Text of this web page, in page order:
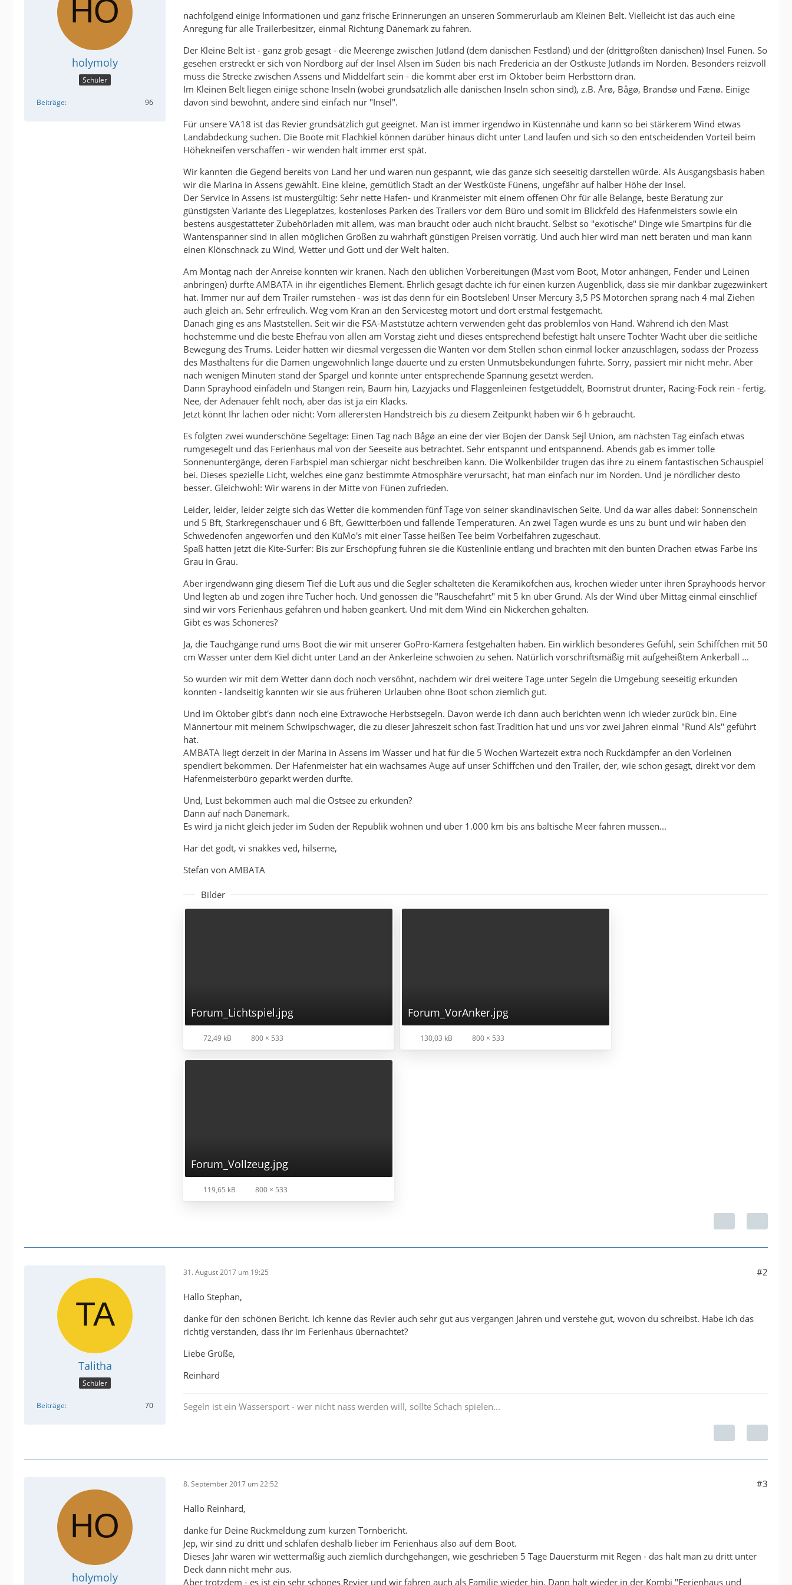
holymoly
Schüler
Beiträge 96
nachfolgend einige Informationen und ganz frische Erinnerungen an unseren Sommerurlaub am Kleinen Belt. Vielleicht ist das auch eine
Anregung für alle Trailerbesitzer, einmal Richtung Dänemark zu fahren.
Der Kleine Belt ist - ganz grob gesagt - die Meerenge zwischen Jütland (dem dänischen Festland) und der (drittgrößten dänischen) Insel Fünen. So
gesehen erstreckt er sich von Nordborg auf der Insel Alsen im Süden bis nach Fredericia an der Ostküste Jütlands im Norden. Besonders reizvoll
muss die Strecke zwischen Assens und Middelfart sein - die kommt aber erst im Oktober beim Herbsttörn dran.
Im Kleinen Belt liegen einige schöne Inseln (wobei grundsätzlich alle dänischen Inseln schön sind), z.B. Årø, Bågø, Brandsø und Fænø. Einige
davon sind bewohnt, andere sind einfach nur "Insel".
Für unsere VA18 ist das Revier grundsätzlich gut geeignet. Man ist immer irgendwo in Küstennähe und kann so bei stärkerem Wind etwas
Landabdeckung suchen. Die Boote mit Flachkiel können darüber hinaus dicht unter Land laufen und sich so den entscheidenden Vorteil beim
Höhekneifen verschaffen - wir wenden halt immer erst spät.
Wir kannten die Gegend bereits von Land her und waren nun gespannt, wie das ganze sich seeseitig darstellen würde. Als Ausgangsbasis haben
wir die Marina in Assens gewählt. Eine kleine, gemütlich Stadt an der Westküste Fünens, ungefähr auf halber Höhe der Insel.
Der Service in Assens ist mustergültig: Sehr nette Hafen- und Kranmeister mit einem offenen Ohr für alle Belange, beste Beratung zur
günstigsten Variante des Liegeplatzes, kostenloses Parken des Trailers vor dem Büro und somit im Blickfeld des Hafenmeisters sowie ein
bestens ausgestatteter Zubehörladen mit allem, was man braucht oder auch nicht braucht. Selbst so "exotische" Dinge wie Smartpins für die
Wantenspanner sind in allen möglichen Größen zu wahrhaft günstigen Preisen vorrätig. Und auch hier wird man nett beraten und man kann
einen Klönschnack zu Wind, Wetter und Gott und der Welt halten.
Am Montag nach der Anreise konnten wir kranen. Nach den üblichen Vorbereitungen (Mast vom Boot, Motor anhängen, Fender und Leinen
anbringen) durfte AMBATA in ihr eigentliches Element. Ehrlich gesagt dachte ich für einen kurzen Augenblick, dass sie mir dankbar zugezwinkert
hat. Immer nur auf dem Trailer rumstehen - was ist das denn für ein Bootsleben! Unser Mercury 3,5 PS Motörchen sprang nach 4 mal Ziehen
auch gleich an. Sehr erfreulich. Weg vom Kran an den Servicesteg motort und dort erstmal festgemacht.
Danach ging es ans Maststellen. Seit wir die FSA-Maststütze achtern verwenden geht das problemlos von Hand. Während ich den Mast
hochstemme und die beste Ehefrau von allen am Vorstag zieht und dieses entsprechend befestigt hält unsere Tochter Wacht über die seitliche
Bewegung des Trums. Leider hatten wir diesmal vergessen die Wanten vor dem Stellen schon einmal locker anzuschlagen, sodass der Prozess
des Masthaltens für die Damen ungewöhnlich lange dauerte und zu ersten Unmutsbekundungen führte. Sorry, passiert mir nicht mehr. Aber
nach wenigen Minuten stand der Spargel und konnte unter entsprechende Spannung gesetzt werden.
Dann Sprayhood einfädeln und Stangen rein, Baum hin, Lazyjacks und Flaggenleinen festgetüddelt, Boomstrut drunter, Racing-Fock rein - fertig.
Nee, der Adenauer fehlt noch, aber das ist ja ein Klacks.
Jetzt könnt Ihr lachen oder nicht: Vom allerersten Handstreich bis zu diesem Zeitpunkt haben wir 6 h gebraucht.
Es folgten zwei wunderschöne Segeltage: Einen Tag nach Bågø an eine der vier Bojen der Dansk Sejl Union, am nächsten Tag einfach etwas
rumgesegelt und das Ferienhaus mal von der Seeseite aus betrachtet. Sehr entspannt und entspannend. Abends gab es immer tolle
Sonnenuntergänge, deren Farbspiel man schiergar nicht beschreiben kann. Die Wolkenbilder trugen das ihre zu einem fantastischen Schauspiel
bei. Dieses spezielle Licht, welches eine ganz bestimmte Atmosphäre verursacht, hat man einfach nur im Norden. Und je nördlicher desto
besser. Gleichwohl: Wir warens in der Mitte von Fünen zufrieden.
Leider, leider, leider zeigte sich das Wetter die kommenden fünf Tage von seiner skandinavischen Seite. Und da war alles dabei: Sonnenschein
und 5 Bft, Starkregenschauer und 6 Bft, Gewitterböen und fallende Temperaturen. An zwei Tagen wurde es uns zu bunt und wir haben den
Schwedenofen angeworfen und den KüMo's mit einer Tasse heißen Tee beim Vorbeifahren zugeschaut.
Spaß hatten jetzt die Kite-Surfer: Bis zur Erschöpfung fuhren sie die Küstenlinie entlang und brachten mit den bunten Drachen etwas Farbe ins
Grau in Grau.
Aber irgendwann ging diesem Tief die Luft aus und die Segler schalteten die Keramiköfchen aus, krochen wieder unter ihren Sprayhoods hervor
Und legten ab und zogen ihre Tücher hoch. Und genossen die "Rauschefahrt" mit 5 kn über Grund. Als der Wind über Mittag einmal einschlief
sind wir vors Ferienhaus gefahren und haben geankert. Und mit dem Wind ein Nickerchen gehalten.
Gibt es was Schöneres?
Ja, die Tauchgänge rund ums Boot die wir mit unserer GoPro-Kamera festgehalten haben. Ein wirklich besonderes Gefühl, sein Schiffchen mit 50
cm Wasser unter dem Kiel dicht unter Land an der Ankerleine schwoien zu sehen. Natürlich vorschriftsmäßig mit aufgeheißtem Ankerball ...
So wurden wir mit dem Wetter dann doch noch versöhnt, nachdem wir drei weitere Tage unter Segeln die Umgebung seeseitig erkunden
konnten - landseitig kannten wir sie aus früheren Urlauben ohne Boot schon ziemlich gut.
Und im Oktober gibt's dann noch eine Extrawoche Herbstsegeln. Davon werde ich dann auch berichten wenn ich wieder zurück bin. Eine
Männertour mit meinem Schwipschwager, die zu dieser Jahreszeit schon fast Tradition hat und uns vor zwei Jahren einmal "Rund Als" geführt
hat.
AMBATA liegt derzeit in der Marina in Assens im Wasser und hat für die 5 Wochen Wartezeit extra noch Ruckdämpfer an den Vorleinen
spendiert bekommen. Der Hafenmeister hat ein wachsames Auge auf unser Schiffchen und den Trailer, der, wie schon gesagt, direkt vor dem
Hafenmeisterbüro geparkt werden durfte.
Und, Lust bekommen auch mal die Ostsee zu erkunden?
Dann auf nach Dänemark.
Es wird ja nicht gleich jeder im Süden der Republik wohnen und über 1.000 km bis ans baltische Meer fahren müssen...
Har det godt, vi snakkes ved, hilserne,
Stefan von AMBATA
Bilder
Forum_Lichtspiel.jpg
72,49 kB 800 × 533
Forum_VorAnker.jpg
130,03 kB 800 × 533
Forum_Vollzeug.jpg
119,65 kB 800 × 533
Talitha
Schüler
Beiträge 70
31. August 2017 um 19:25 #2
Hallo Stephan,
danke für den schönen Bericht. Ich kenne das Revier auch sehr gut aus vergangen Jahren und verstehe gut, wovon du schreibst. Habe ich das
richtig verstanden, dass ihr im Ferienhaus übernachtet?
Liebe Grüße,
Reinhard
Segeln ist ein Wassersport - wer nicht nass werden will, sollte Schach spielen...
holymoly
8. September 2017 um 22:52 #3
Hallo Reinhard,
danke für Deine Rückmeldung zum kurzen Törnbericht.
Jep, wir sind zu dritt und schlafen deshalb lieber im Ferienhaus also auf dem Boot.
Dieses Jahr wären wir wettermäßig auch ziemlich durchgehangen, wie geschrieben 5 Tage Dauersturm mit Regen - das hält man zu dritt unter
Deck dann nicht mehr aus.
Aber trotzdem - es ist ein sehr schönes Revier und wir fahren auch als Familie wieder hin. Dann halt wieder in der Kombi "Ferienhaus und